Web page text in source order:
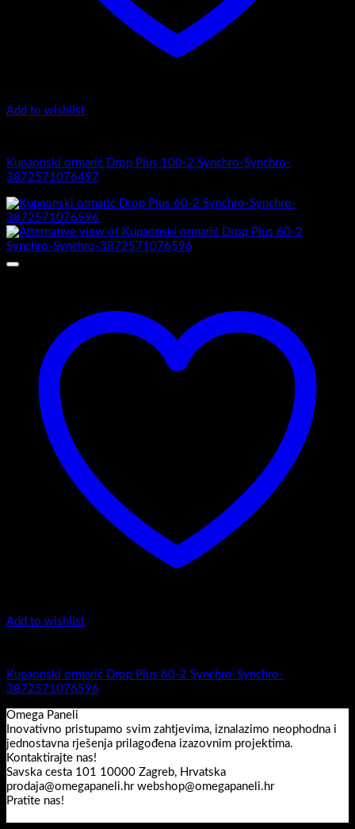
Add to wishlist
Kupaonski ormarić Drop Plus 100-2 Synchro-Synchro-
3872571076497
Add to wishlist
Kupaonski ormarić Drop Plus 60-2 Synchro-Synchro-
3872571076596
Omega Paneli
Inovativno pristupamo svim zahtjevima, iznalazimo neophodna i
jednostavna rješenja prilagođena izazovnim projektima.
Kontaktirajte nas!
Savska cesta 101 10000 Zagreb, Hrvatska
prodaja@omegapaneli.hr webshop@omegapaneli.hr
Pratite nas!